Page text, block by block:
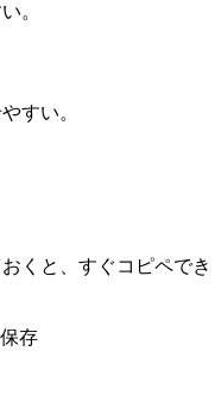
。
すい。
くと、すぐコピペでき
存